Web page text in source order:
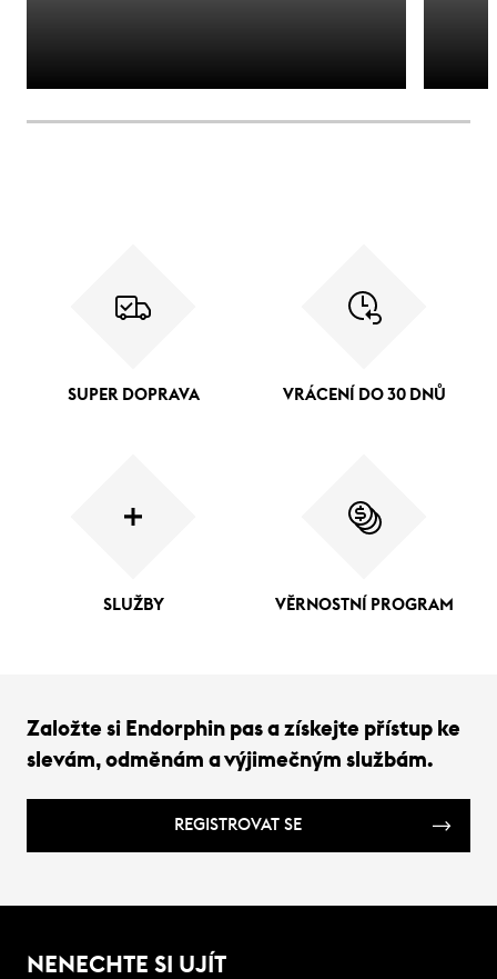
SUPER DOPRAVA VRÁCENÍ DO 30 DNŮ
SLUŽBY VĚRNOSTNÍ PROGRAM
Založte si Endorphin pas a získejte přístup ke
slevám, odměnám a výjimečným službám.
REGISTROVAT SE
NENECHTE SI UJÍT